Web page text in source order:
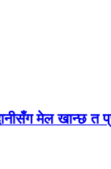
मेल खान्छ त